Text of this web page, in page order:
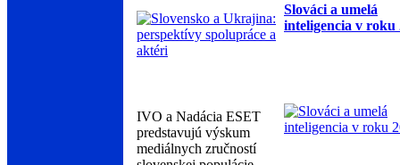
Slováci a umelá
inteligencia v roku
IVO a Nadácia ESET
predstavujú výskum
mediálnych zručností